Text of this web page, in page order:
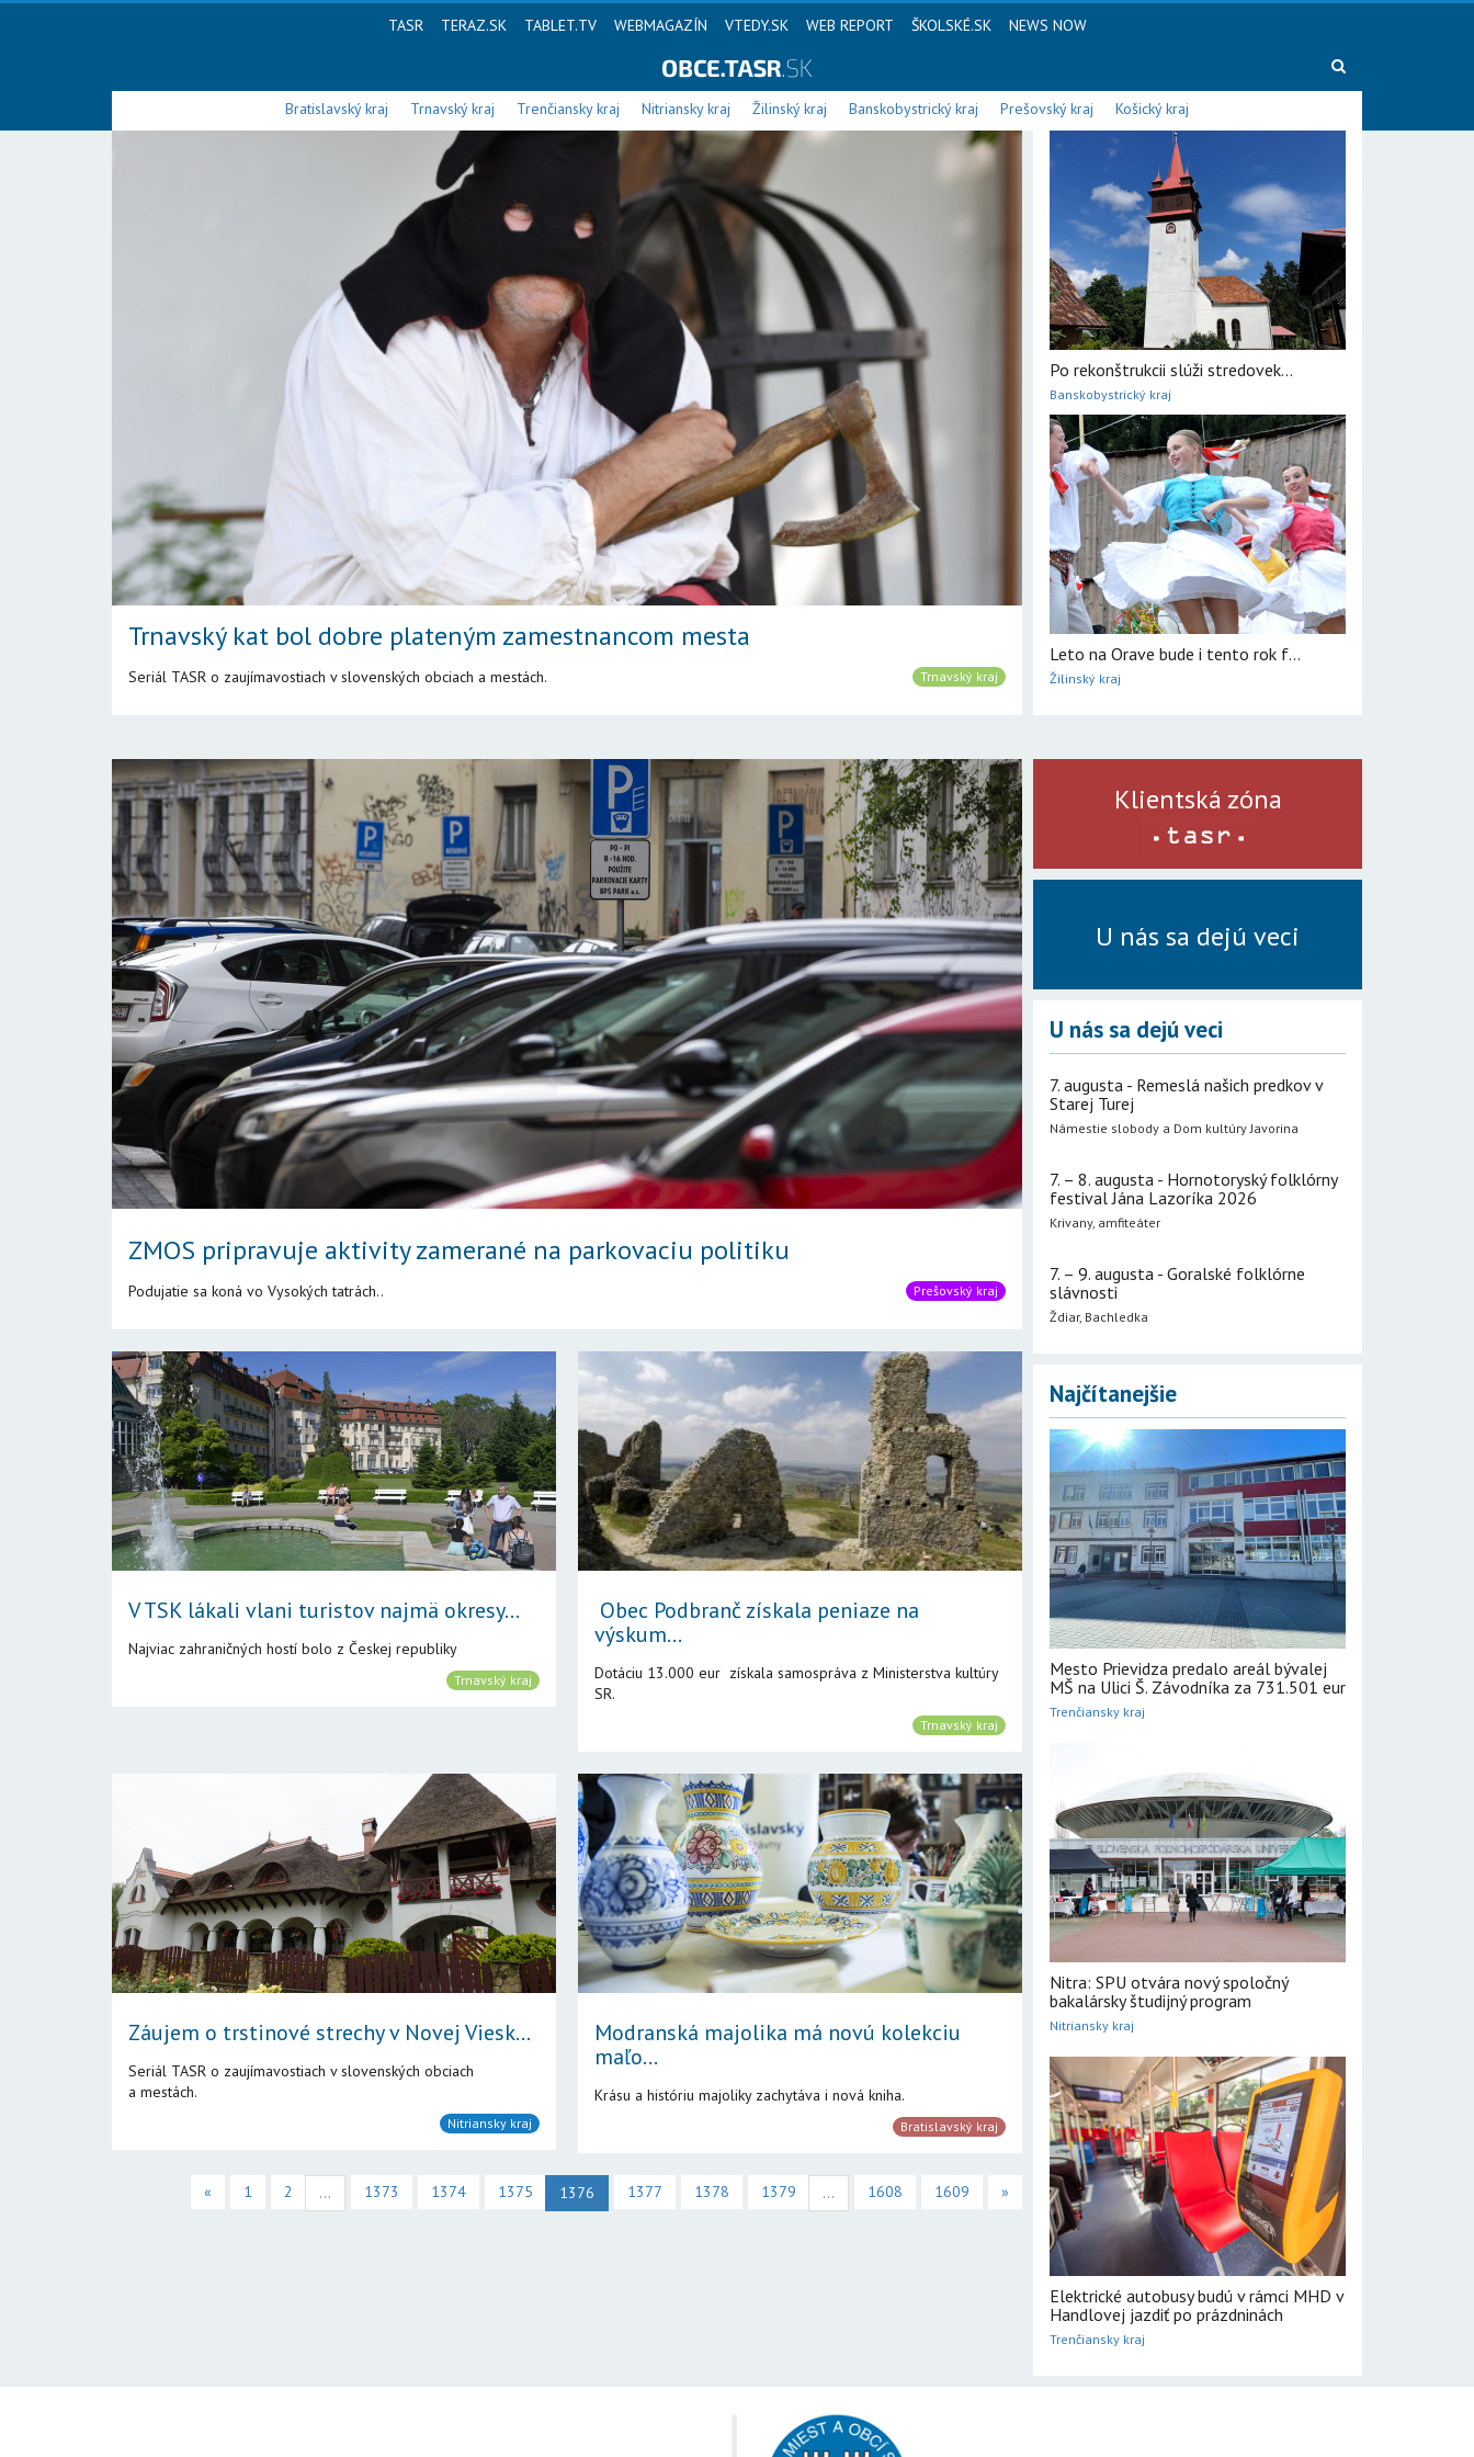
TASR TERAZ.SK TABLET.TV WEBMAGAZÍN VTEDY.SK WEB REPORT ŠKOLSKÉ.SK NEWS NOW
Bratislavský kraj Trnavský kraj Trenčiansky kraj Nitriansky kraj Žilinský kraj Banskobystrický kraj Prešovský kraj Košický kraj
Trnavský kat bol dobre plateným zamestnancom mesta
Seriál TASR o zaujímavostiach v slovenských obciach a mestách. Trnavský kraj
Po rekonštrukcii slúži stredovek...
Banskobystrický kraj
Leto na Orave bude i tento rok f...
Žilinský kraj
ZMOS pripravuje aktivity zamerané na parkovaciu politiku
Podujatie sa koná vo Vysokých tatrách.. Prešovský kraj
V TSK lákali vlani turistov najmä okresy...
Najviac zahraničných hostí bolo z Českej republiky
Trnavský kraj
Obec Podbranč získala peniaze na
výskum...
Dotáciu 13.000 eur získala samospráva z Ministerstva kultúry
SR.
Trnavský kraj
Záujem o trstinové strechy v Novej Viesk...
Seriál TASR o zaujímavostiach v slovenských obciach
a mestách.
Nitriansky kraj
Modranská majolika má novú kolekciu
maľo...
Krásu a históriu majoliky zachytáva i nová kniha.
Bratislavský kraj
« 1 2 ... 1373 1374 1375 1376 1377 1378 1379 ... 1608 1609 »
Klientská zóna
U nás sa dejú veci
U nás sa dejú veci
7. augusta - Remeslá našich predkov v
Starej Turej
Námestie slobody a Dom kultúry Javorina
7. – 8. augusta - Hornotoryský folklórny
festival Jána Lazoríka 2026
Krivany, amfiteáter
7. – 9. augusta - Goralské folklórne
slávnosti
Ždiar, Bachledka
Najčítanejšie
Mesto Prievidza predalo areál bývalej
MŠ na Ulici Š. Závodníka za 731.501 eur
Trenčiansky kraj
Nitra: SPU otvára nový spoločný
bakalársky študijný program
Nitriansky kraj
Elektrické autobusy budú v rámci MHD v
Handlovej jazdiť po prázdninách
Trenčiansky kraj